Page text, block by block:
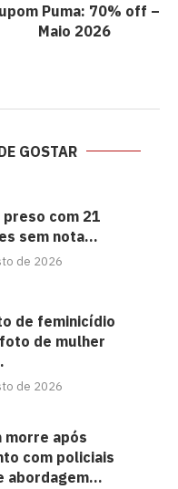
Puma: 70% off –
Maio 2026
GOSTAR
preso com 21
sem nota...
de 2026
de feminicídio
de mulher
de 2026
morre após
com policiais
abordagem...